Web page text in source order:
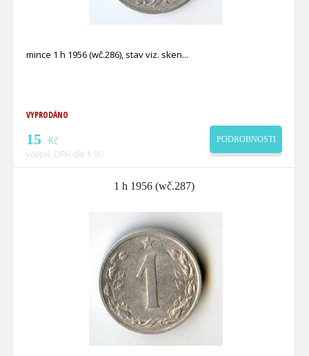
mince 1 h 1956 (wč.286), stav viz. sken
VYPRODÁNO
15 Kč
včetně DPH dle § 90
PODROBNOSTI
1 h 1956 (wč.287)